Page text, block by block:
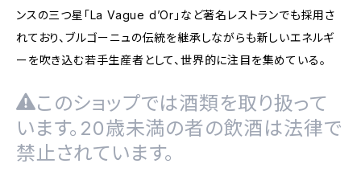
ンスの三つ星「La Vague d’Or」など著名レストランでも採用さ
れており、ブルゴーニュの伝統を継承しながらも新しいエネルギ
ーを吹き込む若手生産者として、世界的に注目を集めている。
このショップでは酒類を取り扱って
います。20歳未満の者の飲酒は法律で
禁止されています。